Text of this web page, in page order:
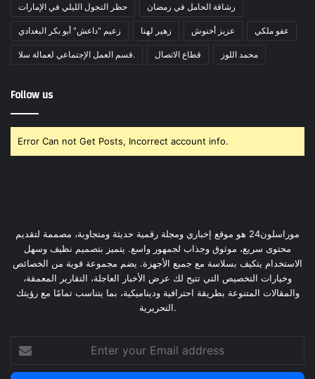
حظر التجول الليلي في الإمارات رشاقة الحامل في رمضان
زعيم "داعش" أبو بكر البغدادي زهير لهنا عزيز أخنوش عفو ملكي
قسم العمل الإجتماعي لعمالة سلا. قطاع الاتصال محمد اللوز
Follow us
Error Can not Get Posts, Incorrect account info.
موراسلون24 هو موقع إخباري ومجلة رقمية حديثة ومتجاوبة، مصممة لتقديم
محتوى سريع، موثوق وجذاب لجمهور واسع. يتميز بتصميم نظيف وسهل
الاستخدام يتكيف بسلاسة مع جميع الأجهزة. يضم مجموعة قوية من الخصائص
وخيارات التخصيص التي تتيح لك عرض الأخبار العاجلة، التقارير المعمقة،
والمقالات المتنوعة بطريقة احترافية وديناميكية، بما يتناسب تمامًا مع رؤيتك
التحريرية.
your
Email